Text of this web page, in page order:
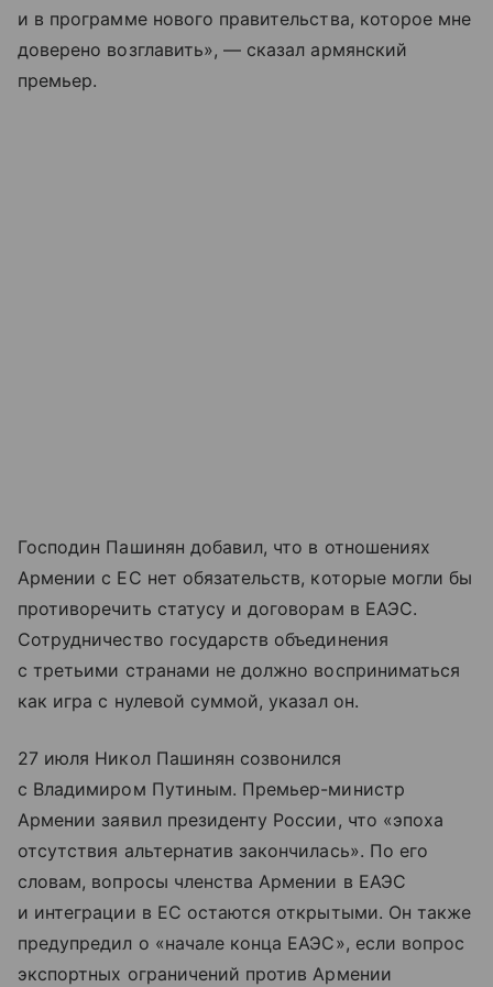
и в программе нового правительства, которое мне
доверено возглавить», — сказал армянский
премьер.
Господин Пашинян добавил, что в отношениях
Армении с ЕС нет обязательств, которые могли бы
противоречить статусу и договорам в ЕАЭС.
Сотрудничество государств объединения
с третьими странами не должно восприниматься
как игра с нулевой суммой, указал он.
27 июля Никол Пашинян созвонился
с Владимиром Путиным. Премьер-министр
Армении заявил президенту России, что «эпоха
отсутствия альтернатив закончилась». По его
словам, вопросы членства Армении в ЕАЭС
и интеграции в ЕС остаются открытыми. Он также
предупредил о «начале конца ЕАЭС», если вопрос
экспортных ограничений против Армении